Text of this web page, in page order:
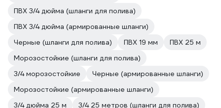
ПВХ 3/4 дюйма (шланги для полива)
ПВХ 3/4 дюйма (армированные шланги)
Черные (шланги для полива)
ПВХ 19 мм
ПВХ 25 м
Морозостойкие (шланги для полива)
3/4 морозостойкие
Черные (армированные шланги)
Морозостойкие (армированные шланги)
3/4 дюйма 25 м
3/4 25 метров (шланги для полива)